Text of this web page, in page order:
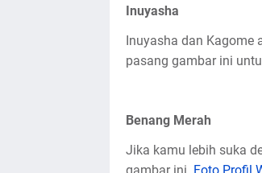
Inuyasha
Inuyasha dan
pasang gambar ini
Benang Merah
Jika kamu lebih suka